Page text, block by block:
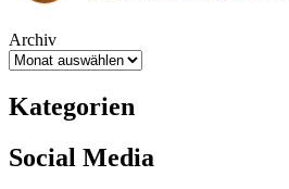
Archiv
Kategorien
Social Media